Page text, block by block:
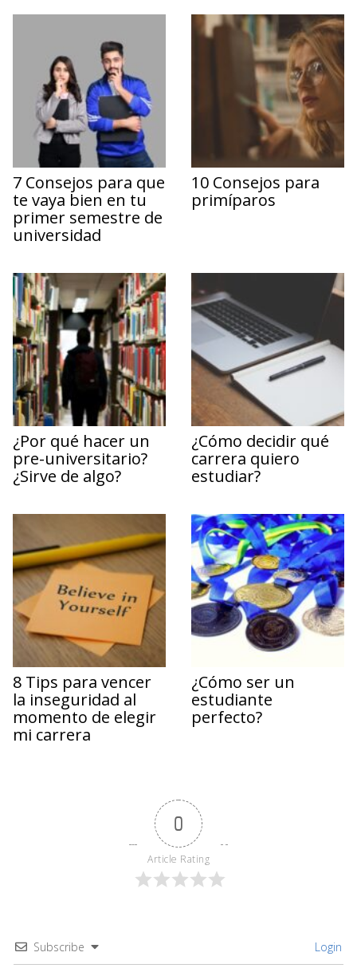
7 Consejos para que
te vaya bien en tu
primer semestre de
universidad
10 Consejos para
primíparos
¿Por qué hacer un
pre-universitario?
¿Sirve de algo?
¿Cómo decidir qué
carrera quiero
estudiar?
8 Tips para vencer
la inseguridad al
momento de elegir
mi carrera
¿Cómo ser un
estudiante
perfecto?
0
Article Rating
Subscribe Login